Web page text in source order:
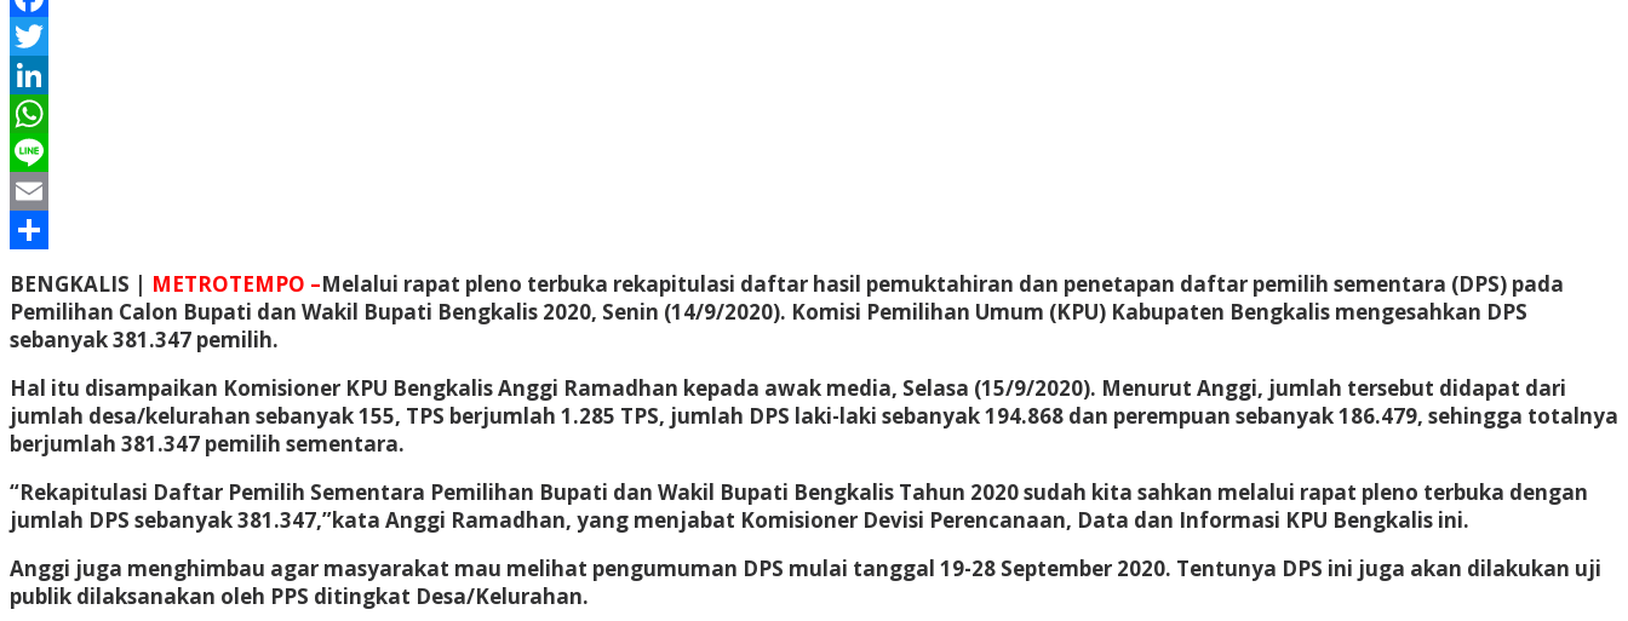
Facebook
Twitter
LinkedIn
WhatsApp
Line
Email
BENGKALIS | METROTEMPO –Melalui rapat pleno terbuka rekapitulasi daftar hasil pemuktahiran dan penetapan daftar pemilih sementara (DPS) pada
Pemilihan Calon Bupati dan Wakil Bupati Bengkalis 2020, Senin (14/9/2020). Komisi Pemilihan Umum (KPU) Kabupaten Bengkalis mengesahkan DPS
sebanyak 381.347 pemilih.
Hal itu disampaikan Komisioner KPU Bengkalis Anggi Ramadhan kepada awak media, Selasa (15/9/2020). Menurut Anggi, jumlah tersebut didapat dari
jumlah desa/kelurahan sebanyak 155, TPS berjumlah 1.285 TPS, jumlah DPS laki-laki sebanyak 194.868 dan perempuan sebanyak 186.479, sehingga totalnya
berjumlah 381.347 pemilih sementara.
“Rekapitulasi Daftar Pemilih Sementara Pemilihan Bupati dan Wakil Bupati Bengkalis Tahun 2020 sudah kita sahkan melalui rapat pleno terbuka dengan
jumlah DPS sebanyak 381.347,”kata Anggi Ramadhan, yang menjabat Komisioner Devisi Perencanaan, Data dan Informasi KPU Bengkalis ini.
Anggi juga menghimbau agar masyarakat mau melihat pengumuman DPS mulai tanggal 19-28 September 2020. Tentunya DPS ini juga akan dilakukan uji
publik dilaksanakan oleh PPS ditingkat Desa/Kelurahan.